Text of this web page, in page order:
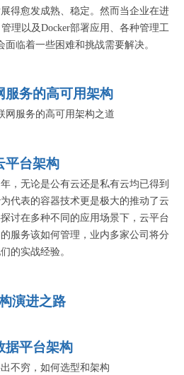
得愈发成熟、稳定。然而当企业在进
理以及Docker部署应用、各种管理工
临着一些困难和挑战需要解决。
服务的高可用架构
网服务的高可用架构之道
平台架构
，无论是公有云还是私有云均已得到
代表的容器技术更是极大的推动了云
讨在多种不同的应用场景下，云平台
服务该如何管理，业内多家公司将分
的实战经验。
演进之路
据平台架构
不穷，如何选型和架构